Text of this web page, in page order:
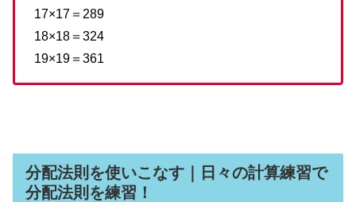
17×17＝289
18×18＝324
19×19＝361
分配法則を使いこなす｜日々の計算練習で
分配法則を練習！